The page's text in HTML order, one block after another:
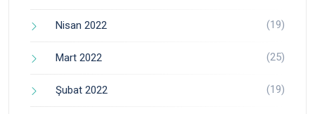
Nisan 2022 (19)
Mart 2022 (25)
Şubat 2022 (19)